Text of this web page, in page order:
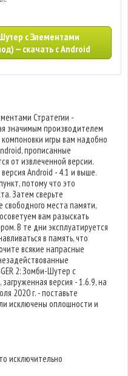
с Элементами
— скачать с Android
Стратегии -
значимым производителем
компоновки игры вам надобно
прописанные
от извлеченной версии.
Android - 4.1 и выше.
потому что это
Затем сверьте
места памяти,
вам разыскать
В те дни эксплуатируется
в память, что
всякие напрасные
2: Зомби-Шутер с
версия - 1.6.9, на
2020 г. - поставьте
исключены оплошности и
исключительно